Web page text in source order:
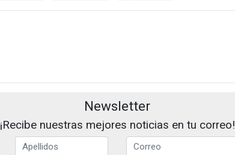
Newsletter
¡Recibe nuestras mejores noticias en tu correo!